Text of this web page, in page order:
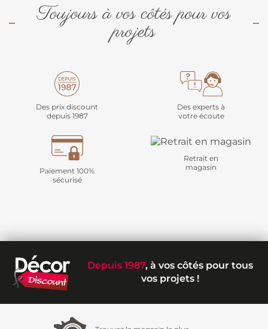
Toujours à vos côtés pour vos
projets
Des prix discount
depuis 1987
Des experts à
votre écoute
Paiement 100%
sécurisé
Retrait en
magasin
Depuis 1987, à vos côtés pour tous
vos projets !